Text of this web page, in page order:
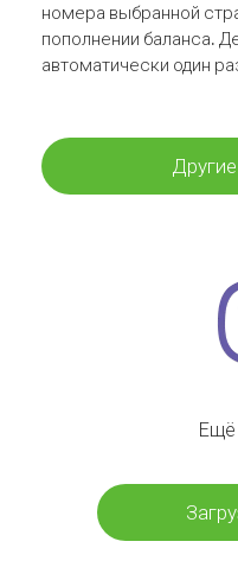
номера выбранной
пополнении баланса.
автоматически один
Ещё